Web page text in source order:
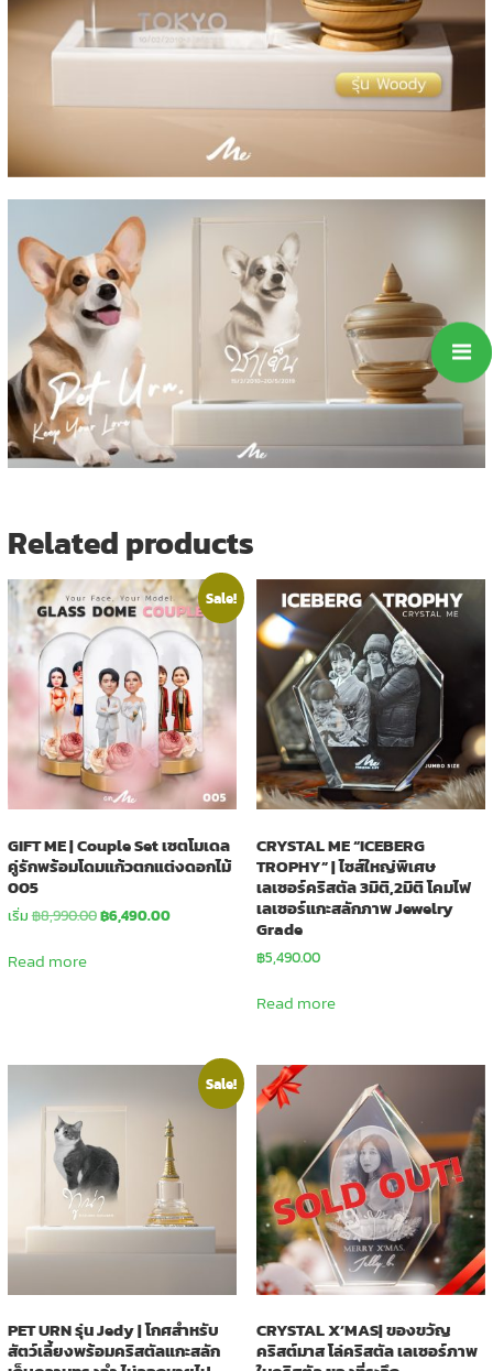
Related products
Sale!
GIFT ME | Couple Set เซตโมเดล
คู่รักพร้อมโดมแก้วตกแต่งดอกไม้
005
เริ่ม฿8,990.00Original
฿6,490.00Current
Read more
CRYSTAL ME “ICEBERG
TROPHY” | ไซส์ใหญ่พิเศษ
เลเซอร์คริสตัล 3มิติ,2มิติ โคมไฟ
เลเซอร์แกะสลักภาพ Jewelry
Grade
฿5,490.00
Read more
Sale!
PET URN รุ่น Jedy | โกศสำหรับ
สัตว์เลี้ยงพร้อมคริสตัลแกะสลัก
CRYSTAL X’MAS| ของขวัญ
คริสต์มาส โล่คริสตัล เลเซอร์ภาพ